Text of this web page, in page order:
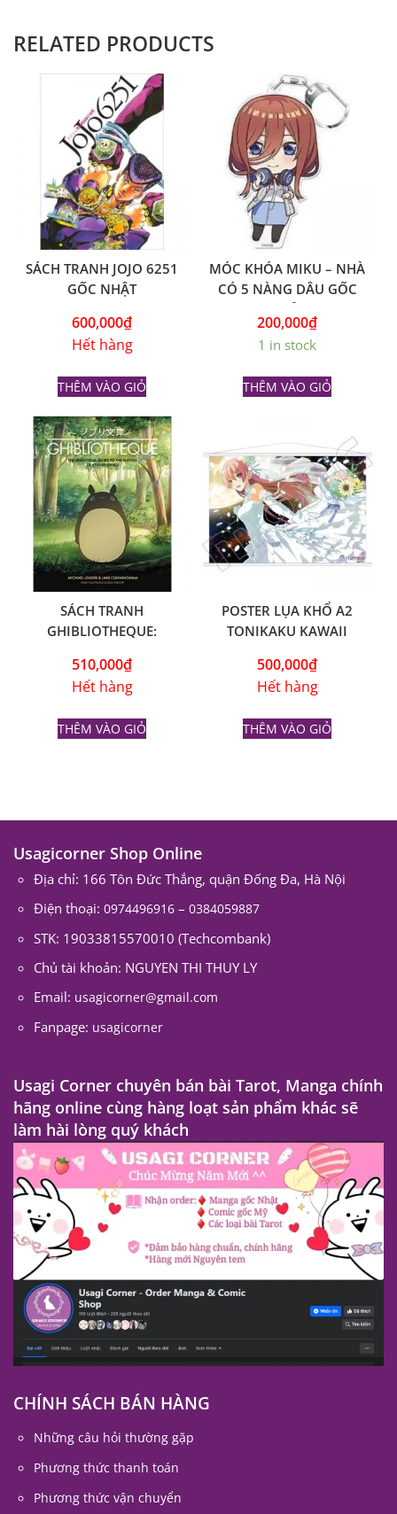
RELATED PRODUCTS
SÁCH TRANH JOJO 6251
GỐC NHẬT
600,000₫
Hết hàng
THÊM VÀO GIỎ
MÓC KHÓA MIKU – NHÀ
CÓ 5 NÀNG DÂU GỐC
NHẬT
200,000₫
1 in stock
THÊM VÀO GIỎ
SÁCH TRANH
GHIBLIOTHEQUE:
MOVIES OF STUDIO GHIBLI
– TIẾNG ANH
510,000₫
Hết hàng
THÊM VÀO GIỎ
POSTER LỤA KHỔ A2
TONIKAKU KAWAII
500,000₫
Hết hàng
THÊM VÀO GIỎ
Usagicorner Shop Online
Địa chỉ: 166 Tôn Đức Thắng, quận Đống Đa, Hà Nội
Điện thoại: 0974496916 – 0384059887
STK: 19033815570010 (Techcombank)
Chủ tài khoản: NGUYEN THI THUY LY
Email: usagicorner@gmail.com
Fanpage: usagicorner
Usagi Corner chuyên bán bài Tarot, Manga chính
hãng online cùng hàng loạt sản phẩm khác sẽ
làm hài lòng quý khách
CHÍNH SÁCH BÁN HÀNG
Những câu hỏi thường gặp
Phương thức thanh toán
Phương thức vận chuyển